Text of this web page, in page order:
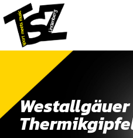
Westallgäuer